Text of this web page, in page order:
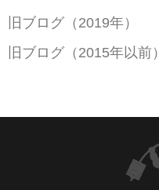
旧ブログ（2019年）
旧ブログ（2015年以前）